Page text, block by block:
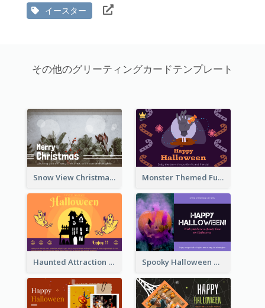
イースター
その他のグリーティングカードテンプレート
Snow View Christmas Card With Simple Design Monster Themed Fun Halloween Greeting Card
Haunted Attraction Themed Halloween Card Spooky Halloween Greeting Card